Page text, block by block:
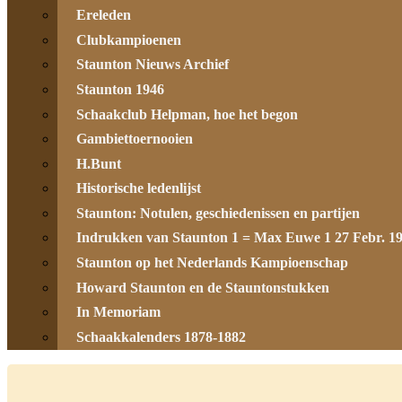
Ereleden
Clubkampioenen
Staunton Nieuws Archief
Staunton 1946
Schaakclub Helpman, hoe het begon
Gambiettoernooien
H.Bunt
Historische ledenlijst
Staunton: Notulen, geschiedenissen en partijen
Indrukken van Staunton 1 = Max Euwe 1 27 Febr.
Staunton op het Nederlands Kampioenschap
Howard Staunton en de Stauntonstukken
In Memoriam
Schaakkalenders 1878-1882